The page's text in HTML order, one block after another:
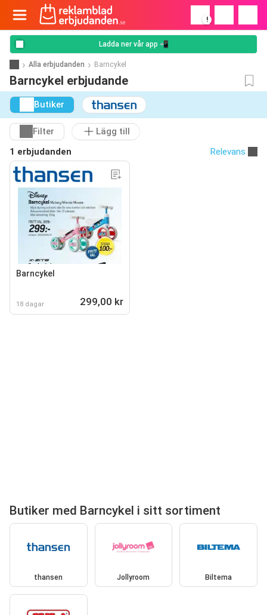
!
Ladda ner vår app 📲
Alla erbjudanden Barncykel
Barncykel erbjudande
Butiker
Filter
Lägg till
1 erbjudanden
Relevans
Barncykel
18 dagar 299,00 kr
Butiker med Barncykel i sitt sortiment
thansen Jollyroom Biltema